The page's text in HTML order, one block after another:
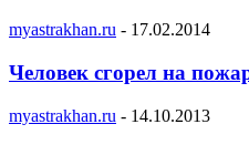
myastrakhan.ru - 17.02.2014
Человек сгорел на
myastrakhan.ru - 14.10.2013